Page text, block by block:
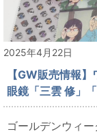
2025年4月22日
【GW販売情報
眼鏡「三雲 修」
ゴールデンウィ